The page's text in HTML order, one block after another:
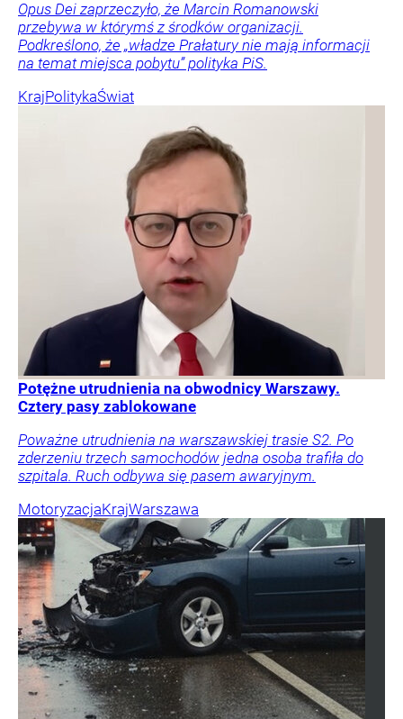
Opus Dei zaprzeczyło, że Marcin Romanowski
przebywa w którymś z środków organizacji.
Podkreślono, że „władze Prałatury nie mają informacji
na temat miejsca pobytu” polityka PiS.
KrajPolitykaŚwiat
Potężne utrudnienia na obwodnicy Warszawy.
Cztery pasy zablokowane
Poważne utrudnienia na warszawskiej trasie S2. Po
zderzeniu trzech samochodów jedna osoba trafiła do
szpitala. Ruch odbywa się pasem awaryjnym.
MotoryzacjaKrajWarszawa